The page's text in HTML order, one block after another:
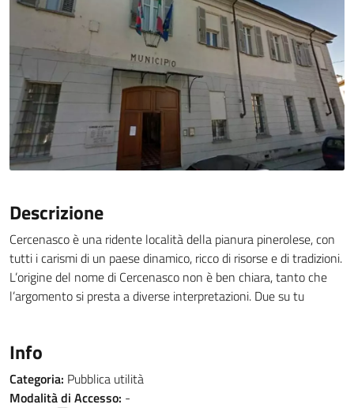
Descrizione
Cercenasco è una ridente località della pianura pinerolese, con
tutti i carismi di un paese dinamico, ricco di risorse e di tradizioni.
L’origine del nome di Cercenasco non è ben chiara, tanto che
l’argomento si presta a diverse interpretazioni. Due su tu
Info
Categoria: Pubblica utilità
Modalità di Accesso: -